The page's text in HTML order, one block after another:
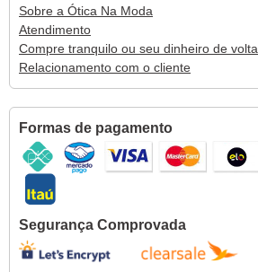
Sobre a Ótica Na Moda
Atendimento
Compre tranquilo ou seu dinheiro de volta
Relacionamento com o cliente
Formas de pagamento
Segurança Comprovada